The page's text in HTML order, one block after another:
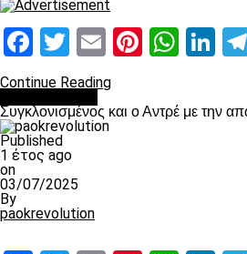
Facebook
Twitter
Email
Continue Reading
Συγκλονισμένος και ο Αντρέ με την
Published
1 έτος ago
on
03/07/2025
By
paokrevolution